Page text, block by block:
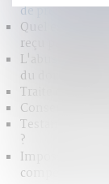
de prestation
Quel est
reçu par
L'abus de
du domicile
Traite d’êtres
Consentement
Testament :
?
Impossible de
compensatoire